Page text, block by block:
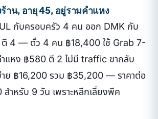
าน, อายุ 45, อยู่รามคำแหง
กับครอบครัว 4 คน ออก DMK กับ
. ตี 4 — ตั๋ว 4 คน ฿18,400 ใช้ Grab 7-
แหง ฿580 ตี 2 ไม่มี traffic ขากลับ
ย ฿16,200 รวม ฿35,200 — ราคาต่อ
ำหรับ 9 วัน เพราะหลีกเลี่ยงพีค